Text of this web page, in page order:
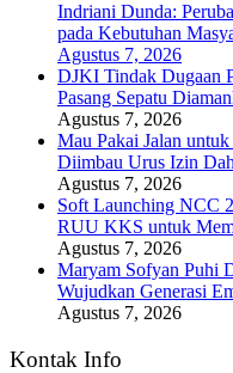
Indriani Dunda:
pada Kebutuhan
Agustus 7, 2026
DJKI Tindak Dugaan
Pasang Sepatu
Agustus 7, 2026
Mau Pakai Jalan
Diimbau Urus Izin
Agustus 7, 2026
Soft Launching NCC
RUU KKS untuk
Agustus 7, 2026
Maryam Sofyan Puhi
Wujudkan Generasi
Agustus 7, 2026
Kontak Info